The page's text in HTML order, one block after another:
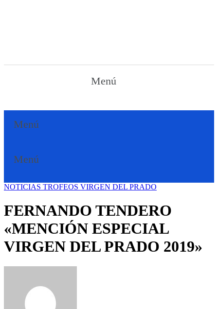
Menú
Menú
Menú
NOTICIAS TROFEOS VIRGEN DEL PRADO
FERNANDO TENDERO
«MENCIÓN ESPECIAL
VIRGEN DEL PRADO 2019»